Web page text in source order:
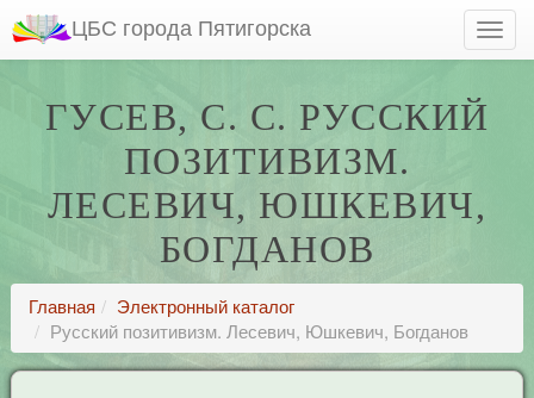
ЦБС города Пятигорска
ГУСЕВ, С. С. РУССКИЙ
ПОЗИТИВИЗМ.
ЛЕСЕВИЧ, ЮШКЕВИЧ,
БОГДАНОВ
Главная
Электронный каталог
Русский позитивизм. Лесевич, Юшкевич, Богданов